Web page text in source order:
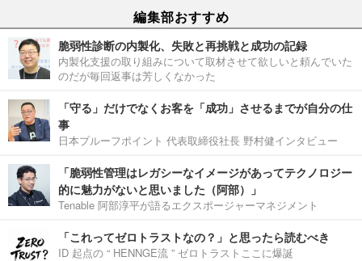
編集部おすすめ
脆弱性診断の内製化、失敗と再挑戦と成功の記録
内製化支援の取り組みについて取材させて欲しいと頼んでいた
のだが毎回返事は芳しくなかった
「守る」だけでなくお客を「成功」させるまでが自分の仕
事
日本プルーフポイント 代表取締役社長 野村健インタビュー
「脆弱性管理はレガシーなイメージがあってテクノロジー
的に魅力がないと思いました（阿部）」
Tenable 阿部淳平が語るエクスポージャーマネジメント
「これってゼロトラストなの？」と思ったら読むべき
ID 起点の “ HENNGE流 ” ゼロトラストここに爆誕